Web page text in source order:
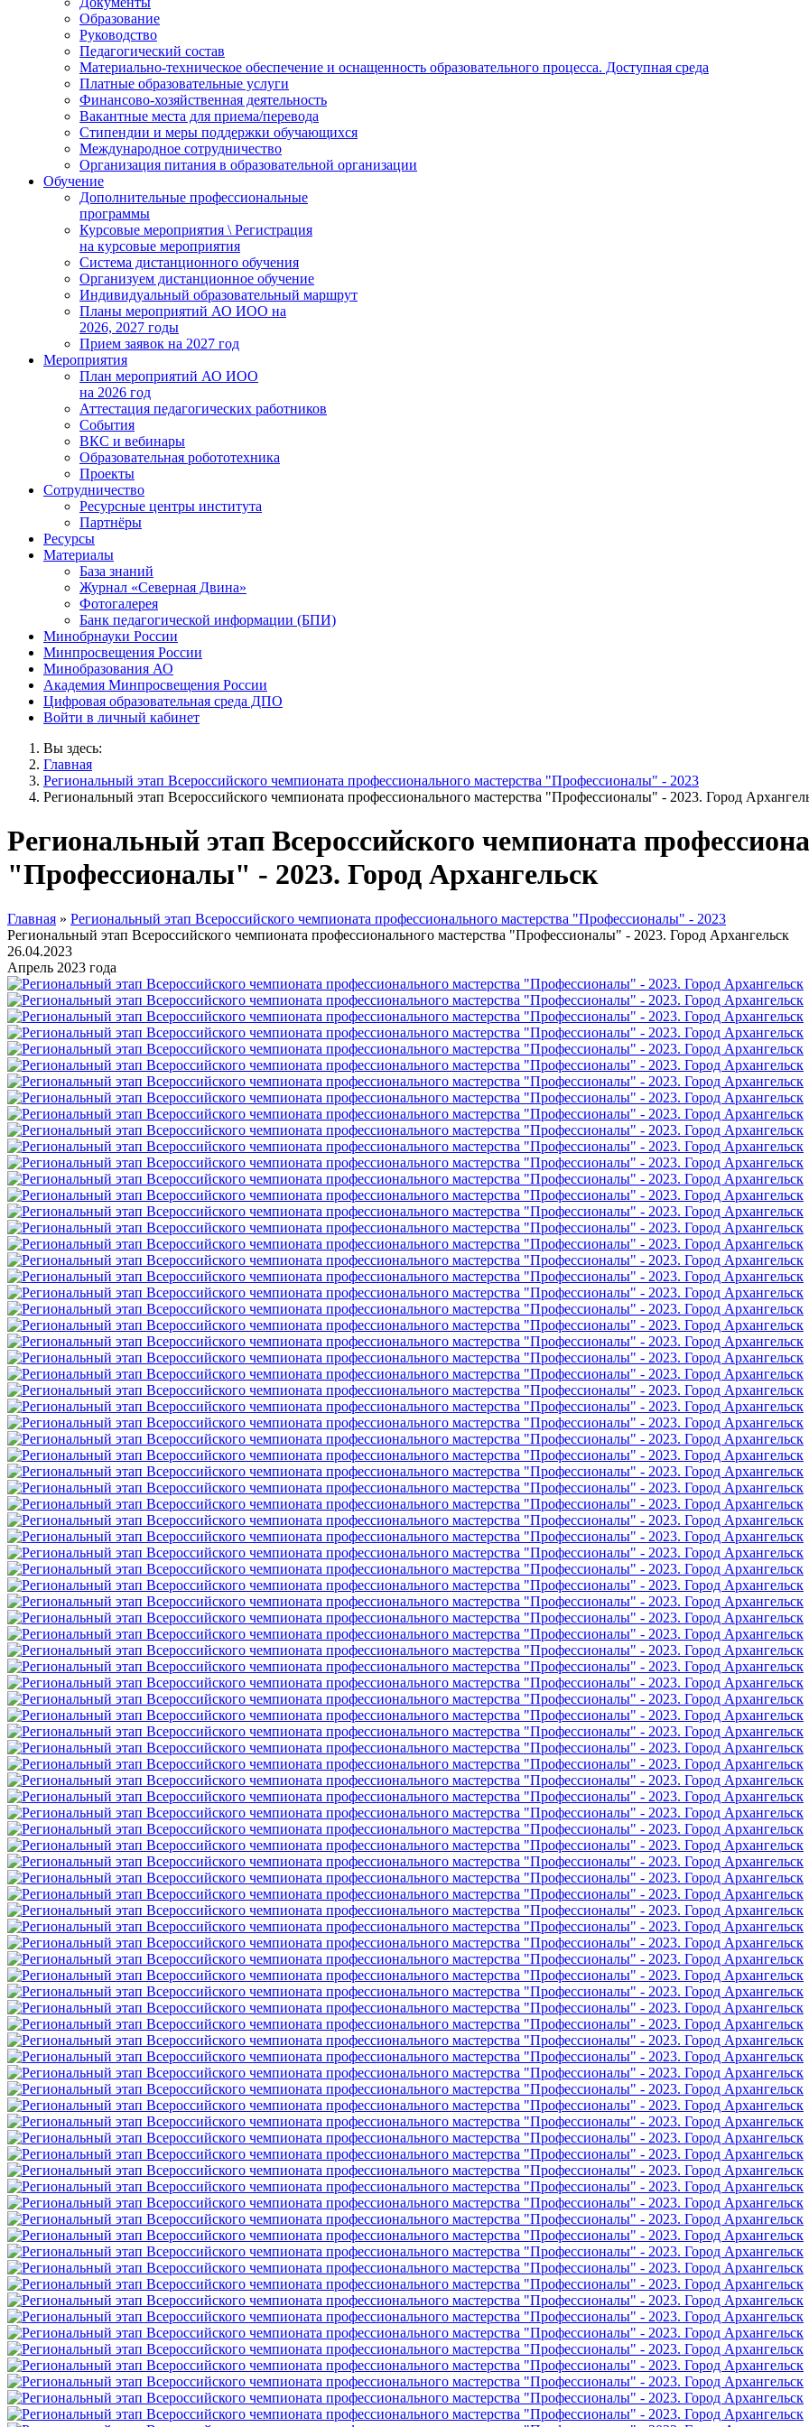
Образование
Руководство
Педагогический состав
Материально-техническое обеспечение и оснащенность образовательного процесса. Доступная среда
Платные образовательные услуги
Финансово-хозяйственная деятельность
Вакантные места для приема/перевода
Стипендии и меры поддержки обучающихся
Международное сотрудничество
Организация питания в образовательной организации
Обучение
Дополнительные профессиональные
программы
Курсовые мероприятия \ Регистрация
на курсовые мероприятия
Система дистанционного обучения
Организуем дистанционное обучение
Индивидуальный образовательный маршрут
Планы мероприятий АО ИОО на
2026, 2027 годы
Прием заявок на 2027 год
Мероприятия
План мероприятий АО ИОО
на 2026 год
Аттестация педагогических работников
События
ВКС и вебинары
Образовательная робототехника
Проекты
Сотрудничество
Ресурсные центры института
Партнёры
Ресурсы
Материалы
База знаний
Журнал «Северная Двина»
Фотогалерея
Банк педагогической информации (БПИ)
Минобрнауки России
Минпросвещения России
Минобразования АО
Академия Минпросвещения России
Цифровая образовательная среда ДПО
Войти в личный кабинет
Вы здесь:
Главная
Региональный этап Всероссийского чемпионата профессионального мастерства "Профессионалы" - 2023
Региональный этап Всероссийского чемпионата профессионального мастерства "Профессионалы" - 2023. Город
Региональный этап Всероссийского чемпионата
"Профессионалы" - 2023. Город Архангельск
Главная » Региональный этап Всероссийского чемпионата профессионального мастерства "Профессионалы" - 2023
Региональный этап Всероссийского чемпионата профессионального мастерства "Профессионалы" - 2023. Город Архангельск
26.04.2023
Апрель 2023 года